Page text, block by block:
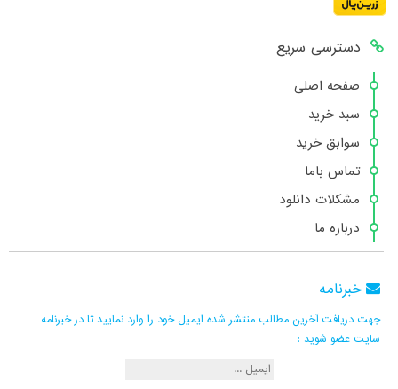
دسترسی سریع
صفحه اصلی
سبد خرید
سوابق خرید
تماس باما
مشکلات دانلود
درباره ما
خبرنامه
جهت دریافت آخرین مطالب منتشر شده ایمیل خود را وارد نمایید تا در خبرنامه
سایت عضو شوید :